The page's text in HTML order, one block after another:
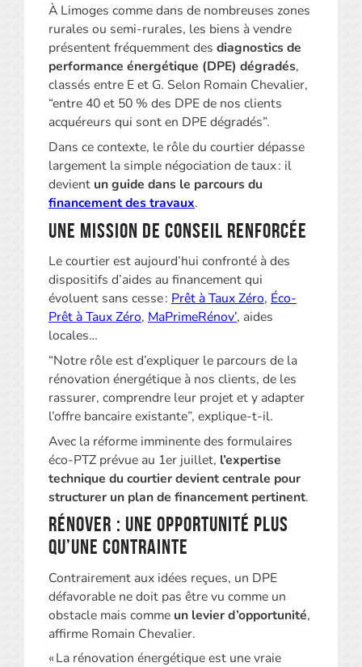
À Limoges comme dans de nombreuses zones
rurales ou semi-rurales, les biens à vendre
présentent fréquemment des diagnostics de
performance énergétique (DPE) dégradés,
classés entre E et G. Selon Romain Chevalier,
“entre 40 et 50 % des DPE de nos clients
acquéreurs qui sont en DPE dégradés”.
Dans ce contexte, le rôle du courtier dépasse
largement la simple négociation de taux : il
devient un guide dans le parcours du
financement des travaux.
Une mission de conseil renforcée
Le courtier est aujourd’hui confronté à des
dispositifs d’aides au financement qui
évoluent sans cesse : Prêt à Taux Zéro, Éco-
Prêt à Taux Zéro, MaPrimeRénov’, aides
locales…
“Notre rôle est d’expliquer le parcours de la
rénovation énergétique à nos clients, de les
rassurer, comprendre leur projet et y adapter
l’offre bancaire existante”, explique-t-il.
Avec la réforme imminente des formulaires
éco-PTZ prévue au 1er juillet, l’expertise
technique du courtier devient centrale pour
structurer un plan de financement pertinent.
Rénover : une opportunité plus
qu’une contrainte
Contrairement aux idées reçues, un DPE
défavorable ne doit pas être vu comme un
obstacle mais comme un levier d’opportunité,
affirme Romain Chevalier.
« La rénovation énergétique est une vraie